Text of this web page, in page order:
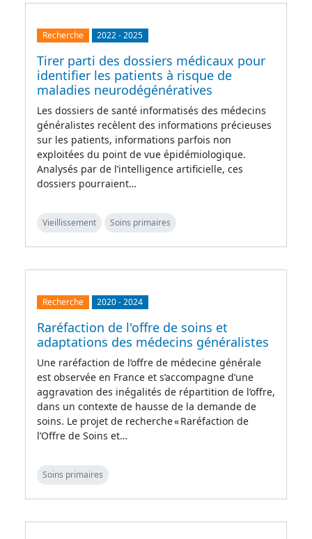
Recherche 2022-2025
Tirer parti des dossiers médicaux pour
identifier les patients à risque de
maladies neurodégénératives
Les dossiers de santé informatisés des médecins
généralistes recèlent des informations précieuses
sur les patients, informations parfois non
exploitées du point de vue épidémiologique.
Analysés par de l’intelligence artificielle, ces
dossiers pourraient…
Vieillissement Soins primaires
Recherche 2020-2024
Raréfaction de l'offre de soins et
adaptations des médecins généralistes
Une raréfaction de l’offre de médecine générale
est observée en France et s’accompagne d’une
aggravation des inégalités de répartition de l’offre,
dans un contexte de hausse de la demande de
soins. Le projet de recherche « Raréfaction de
l’Offre de Soins et…
Soins primaires